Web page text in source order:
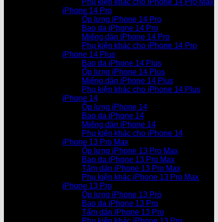
Phụ kiện khác cho iPhone 14 Pro Max
iPhone 14 Pro
Ốp lưng iPhone 14 Pro
Bao da iPhone 14 Pro
Miếng dán iPhone 14 Pro
Phụ kiện khác cho iPhone 14 Pro
iPhone 14 Plus
Bao da iPhone 14 Plus
Ốp lưng iPhone 14 Plus
Miếng dán iPhone 14 Plus
Phụ kiện khác cho iPhone 14 Plus
iPhone 14
Ốp lưng iPhone 14
Bao da iPhone 14
Miếng dán iPhone 14
Phụ kiện khác cho iPhone 14
iPhone 13 Pro Max
Ốp lưng iPhone 13 Pro Max
Bao da iPhone 13 Pro Max
Tấm dán iPhone 13 Pro Max
Phụ kiện khác iPhone 13 Pro Max
iPhone 13 Pro
Ốp lưng iPhone 13 Pro
Bao da iPhone 13 Pro
Tấm dán iPhone 13 Pro